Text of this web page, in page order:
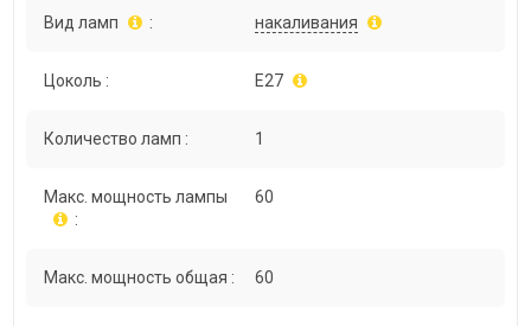
Вид ламп : накаливания
Цоколь : E27
Количество ламп : 1
Макс. мощность лампы
:
60
Макс. мощность общая : 60